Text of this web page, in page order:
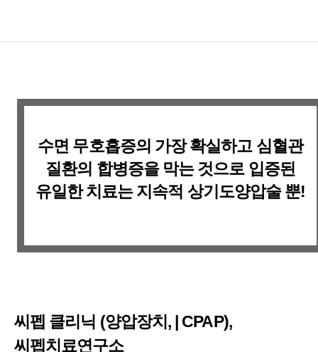
수면 무호흡증의 가장 확실하고 심혈관
질환의 합병증을 막는 것으로 입증된
유일한 치료는 지속적 상기도양압술 뿐!
씨펩 클리닉 (양압장치, | CPAP),
씨펩치료연구소